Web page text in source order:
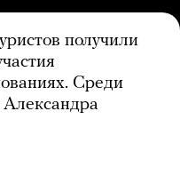
получили
Среди